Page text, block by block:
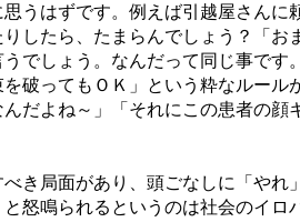
うはずです。例えば引越屋さん
したら、たまらんでしょう？「
でしょう。なんだって同じ事で
破ってもＯＫ」という粋なルール
んだよね～」「それにこの患者の
き局面があり、頭ごなしに「やれ
怒鳴られるというのは社会のイ